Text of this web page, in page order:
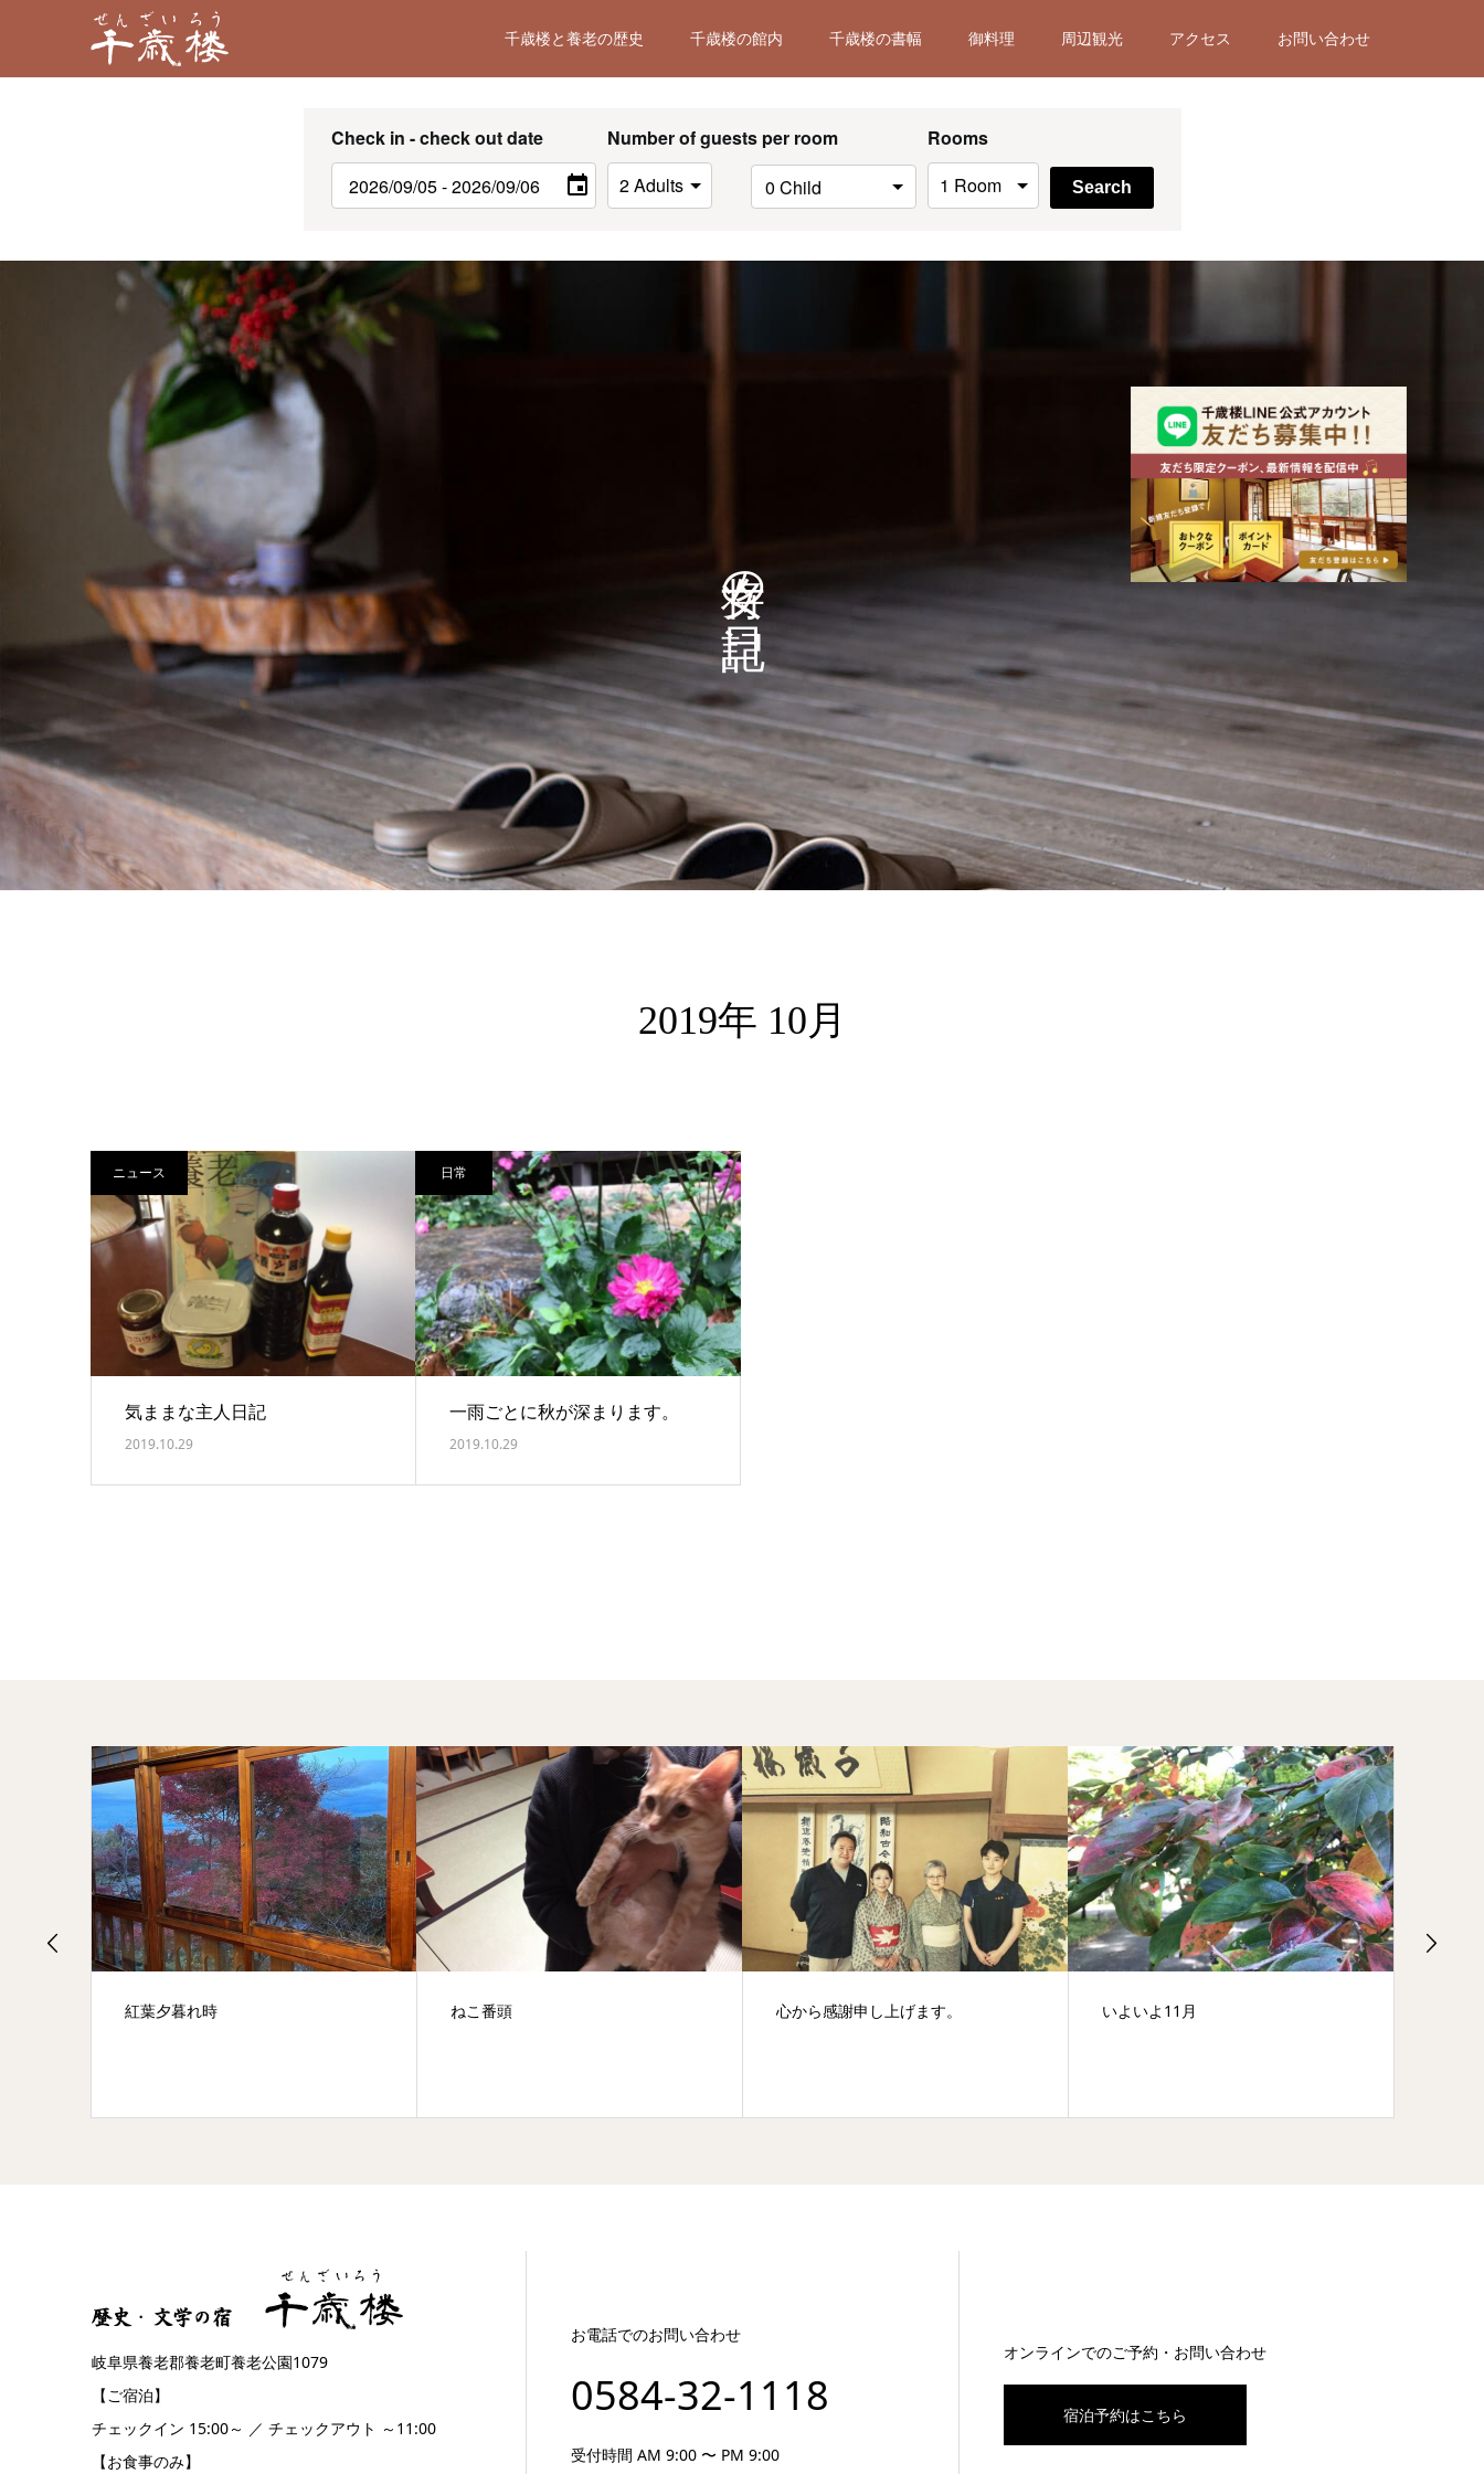
千歳楼と養老の歴史 千歳楼の館内 千歳楼の書幅 御料理 周辺観光 アクセス お問い合わせ
Check in - check out date Number of guests per room Rooms
Search
女将の日記
2019年 10月
ニュース
気ままな主人日記
2019.10.29
日常
一雨ごとに秋が深まります。
2019.10.29
紅葉夕暮れ時 ねこ番頭 心から感謝申し上げます。 いよいよ11月
岐阜県養老郡養老町養老公園1079
【ご宿泊】
チェックイン 15:00～ ／ チェックアウト ～11:00
【お食事のみ】
お電話でのお問い合わせ
0584-32-1118
受付時間 AM 9:00 〜 PM 9:00
オンラインでのご予約・お問い合わせ
宿泊予約はこちら